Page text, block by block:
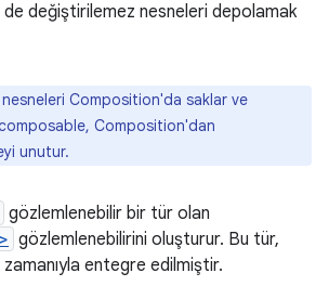
değiştirilemez nesneleri depolamak
nesneleri Composition'da saklar ve
Composition'dan
unutur.
gözlemlenebilir bir tür olan
gözlemlenebilirini oluşturur. Bu tür,
entegre edilmiştir.